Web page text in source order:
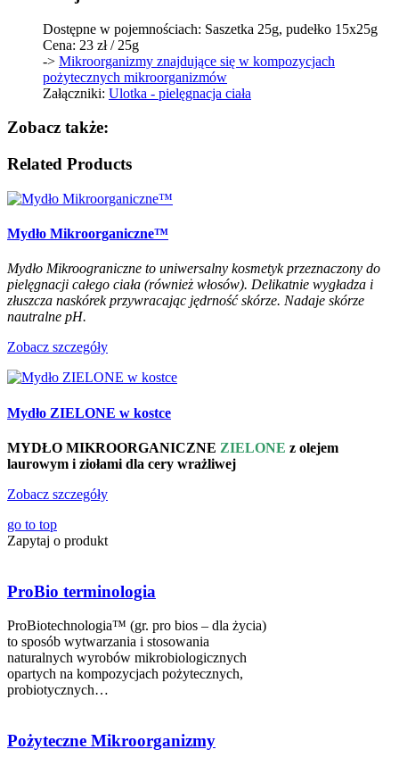
Dostępne w pojemnościach: Saszetka 25g, pudełko 15x25g
Cena: 23 zł / 25g
-> Mikroorganizmy znajdujące się w kompozycjach
pożytecznych mikroorganizmów
Załączniki: Ulotka - pielęgnacja ciała
Zobacz także:
Related Products
Mydło Mikroorganiczne™
Mydło Mikroograniczne to uniwersalny kosmetyk przeznaczony do
pielęgnacji całego ciała (również włosów). Delikatnie wygładza i
złuszcza naskórek przywracając jędrność skórze. Nadaje skórze
nautralne pH.
Zobacz szczegóły
Mydło ZIELONE w kostce
MYDŁO MIKROORGANICZNE ZIELONE z olejem
laurowym i ziołami dla cery wrażliwej
Zobacz szczegóły
go to top
Zapytaj o produkt
ProBio terminologia
ProBiotechnologia™ (gr. pro bios – dla życia)
to sposób wytwarzania i stosowania
naturalnych wyrobów mikrobiologicznych
opartych na kompozycjach pożytecznych,
probiotycznych…
Pożyteczne Mikroorganizmy